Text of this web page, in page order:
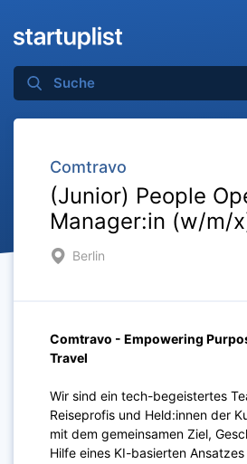
Comtravo
(Junior) People
Manager:in (w/m/
Berlin
Comtravo - Empowering
Travel
Wir sind ein tech-begeistertes
Reiseprofis und Held:innen der
mit dem gemeinsamen Ziel,
Hilfe eines KI-basierten